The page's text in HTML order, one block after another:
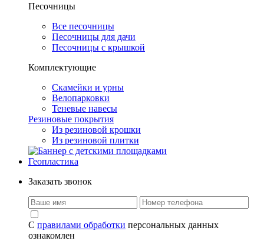
Песочницы
Все песочницы
Песочницы для дачи
Песочницы с крышкой
Комплектующие
Скамейки и урны
Велопарковки
Теневые навесы
Резиновые покрытия
Из резиновой крошки
Из резиновой плитки
Геопластика
Заказать звонок
С правилами обработки персональных данных
ознакомлен